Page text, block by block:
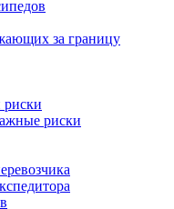
за границу
риски
риски